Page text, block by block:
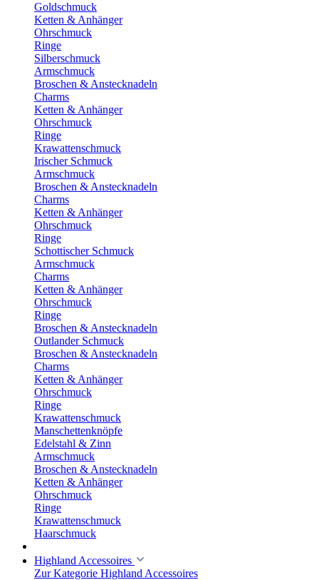
Goldschmuck
Ketten & Anhänger
Ohrschmuck
Ringe
Silberschmuck
Armschmuck
Broschen & Anstecknadeln
Charms
Ketten & Anhänger
Ohrschmuck
Ringe
Krawattenschmuck
Irischer Schmuck
Armschmuck
Broschen & Anstecknadeln
Charms
Ketten & Anhänger
Ohrschmuck
Ringe
Schottischer Schmuck
Armschmuck
Charms
Ketten & Anhänger
Ohrschmuck
Ringe
Broschen & Anstecknadeln
Outlander Schmuck
Broschen & Anstecknadeln
Charms
Ketten & Anhänger
Ohrschmuck
Ringe
Krawattenschmuck
Manschettenknöpfe
Edelstahl & Zinn
Armschmuck
Broschen & Anstecknadeln
Ketten & Anhänger
Ohrschmuck
Ringe
Krawattenschmuck
Haarschmuck
Highland Accessoires
Zur Kategorie Highland Accessoires